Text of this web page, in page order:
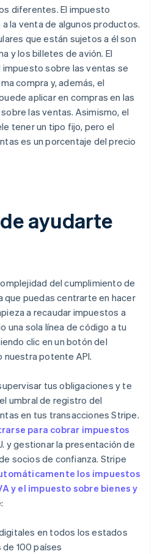
diferentes. El impuesto
la venta de algunos productos.
que están sujetos a él son
y los billetes de avión. El
sobre las ventas se
compra y, además, el
aplicar en compras en las
las ventas. Asimismo, el
tener un tipo fijo, pero el
es un porcentaje del precio
ayudarte
del cumplimiento de
que puedas centrarte en hacer
a recaudar impuestos a
una sola línea de código a tu
clic en un botón del
nuestra potente API.
tus obligaciones y te
umbral de registro del
en tus transacciones Stripe.
para cobrar impuestos
y gestionar la presentación de
socios de confianza. Stripe
los impuestos
y el impuesto sobre bienes y
en todos los estados
de 100 países